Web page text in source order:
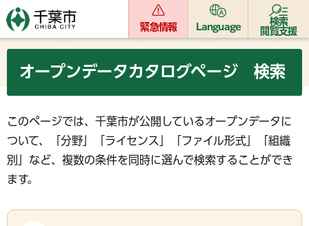
緊急情報 Language
検索
閲覧支援
オープンデータカタログページ 検索
このページでは、千葉市が公開しているオープンデータに
ついて、「分野」「ライセンス」「ファイル形式」「組織
別」など、複数の条件を同時に選んで検索することができ
ます。